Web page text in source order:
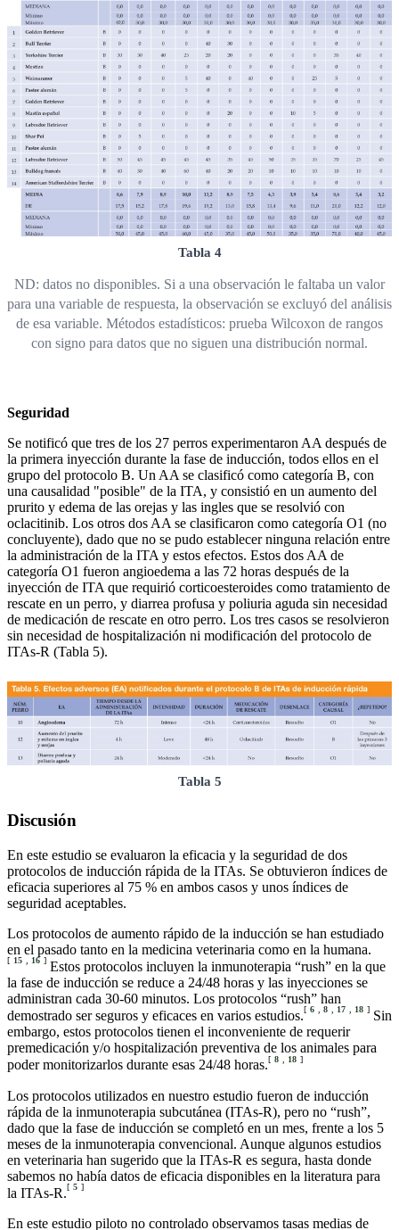
Tabla 4
ND: datos no disponibles. Si a una observación le faltaba un valor
para una variable de respuesta, la observación se excluyó del análisis
de esa variable. Métodos estadísticos: prueba Wilcoxon de rangos
con signo para datos que no siguen una distribución normal.
Seguridad
Se notificó que tres de los 27 perros experimentaron AA después de
la primera inyección durante la fase de inducción, todos ellos en el
grupo del protocolo B. Un AA se clasificó como categoría B, con
una causalidad "posible" de la ITA, y consistió en un aumento del
prurito y edema de las orejas y las ingles que se resolvió con
oclacitinib. Los otros dos AA se clasificaron como categoría O1 (no
concluyente), dado que no se pudo establecer ninguna relación entre
la administración de la ITA y estos efectos. Estos dos AA de
categoría O1 fueron angioedema a las 72 horas después de la
inyección de ITA que requirió corticoesteroides como tratamiento de
rescate en un perro, y diarrea profusa y poliuria aguda sin necesidad
de medicación de rescate en otro perro. Los tres casos se resolvieron
sin necesidad de hospitalización ni modificación del protocolo de
ITAs-R (Tabla 5).
Tabla 5
Discusión
En este estudio se evaluaron la eficacia y la seguridad de dos
protocolos de inducción rápida de la ITAs. Se obtuvieron índices de
eficacia superiores al 75 % en ambos casos y unos índices de
seguridad aceptables.
Los protocolos de aumento rápido de la inducción se han estudiado
en el pasado tanto en la medicina veterinaria como en la humana.
[ 15 16 ] Estos protocolos incluyen la inmunoterapia “rush” en la que
la fase de inducción se reduce a 24/48 horas y las inyecciones se
administran cada 30-60 minutos. Los protocolos “rush” han
demostrado ser seguros y eficaces en varios estudios.[ 6 , 8 , 17 , 18 ] Sin
embargo, estos protocolos tienen el inconveniente de requerir
premedicación y/o hospitalización preventiva de los animales para
poder monitorizarlos durante esas 24/48 horas.[ 8 18 ]
Los protocolos utilizados en nuestro estudio fueron de inducción
rápida de la inmunoterapia subcutánea (ITAs-R), pero no “rush”,
dado que la fase de inducción se completó en un mes, frente a los 5
meses de la inmunoterapia convencional. Aunque algunos estudios
en veterinaria han sugerido que la ITAs-R es segura, hasta donde
sabemos no había datos de eficacia disponibles en la literatura para
la ITAs-R.[ 5 ]
En este estudio piloto no controlado observamos tasas medias de